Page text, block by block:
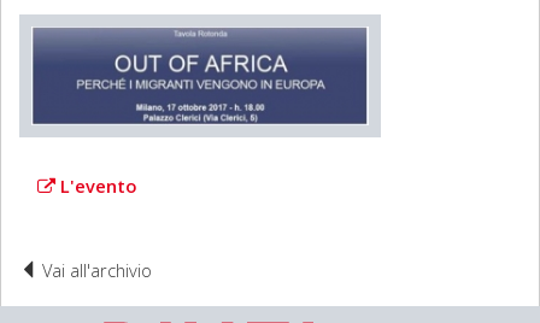
L'evento
Vai all'archivio